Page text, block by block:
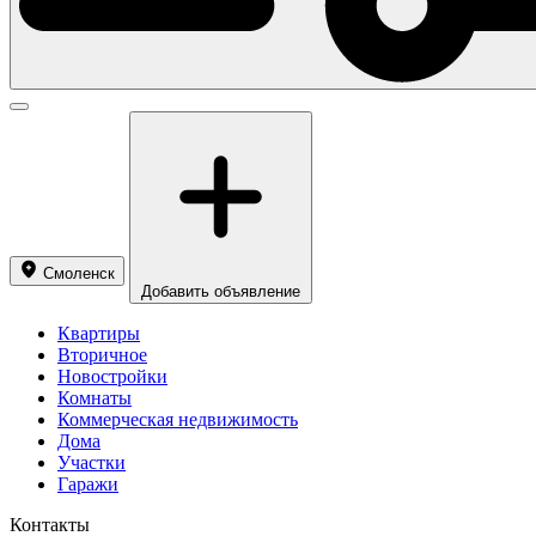
Смоленск
Добавить объявление
Квартиры
Вторичное
Новостройки
Комнаты
Коммерческая недвижимость
Дома
Участки
Гаражи
Контакты